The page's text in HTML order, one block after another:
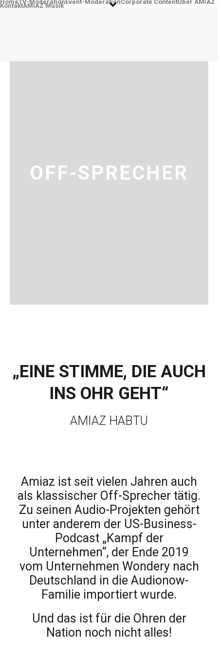
HomeTV-Moderation Event-ModerationCorporate ContentÜber AMIAZ
KontaktAMIAZ Musik
OFF-SPRECHER
„EINE STIMME, DIE AUCH
INS OHR GEHT“
AMIAZ HABTU
Amiaz ist seit vielen Jahren auch
als klassischer Off-Sprecher tätig.
Zu seinen Audio-Projekten gehört
unter anderem der US-Business-
Podcast „Kampf der
Unternehmen“, der Ende 2019
vom Unternehmen Wondery nach
Deutschland in die Audionow-
Familie importiert wurde.
Und das ist für die Ohren der
Nation noch nicht alles!